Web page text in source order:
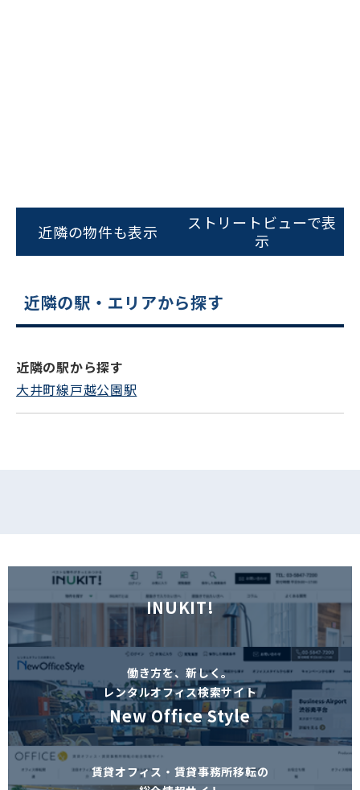
をお伝えいただくと
スムーズにご案内できます
平日 9:00〜18:00
フォームでお問い合わせ
近隣の物件も表示
ストリートビューで表
示
近隣の駅・エリアから探す
近隣の駅から探す
大井町線戸越公園駅
INUKIT!
働き方を、新しく。
レンタルオフィス検索サイト
New Office Style
賃貸オフィス・賃貸事務所移転の